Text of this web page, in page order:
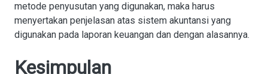
metode penyusutan yang digunakan, maka harus
menyertakan penjelasan atas sistem akuntansi yang
digunakan pada laporan keuangan dan dengan alasannya.
Kesimpulan